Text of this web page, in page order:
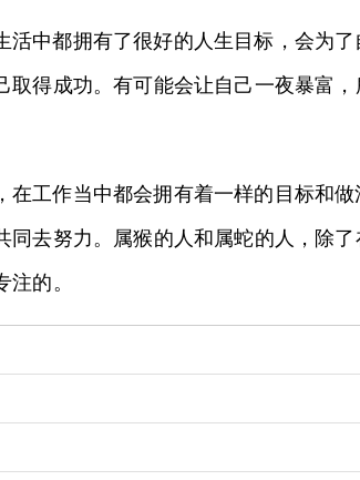
中都拥有了很好的人生目标，会为
得成功。有可能会让自己一夜暴富
工作当中都会拥有着一样的目标和
去努力。属猴的人和属蛇的人，除
的。